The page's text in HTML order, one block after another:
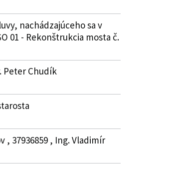
nachádzajúceho sa v
01 - Rekonštrukcia mosta č.
Peter Chudík
, 37936859 , Ing. Vladimír